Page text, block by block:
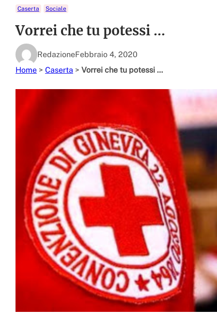
Caserta Sociale
Vorrei che tu potessi …
RedazioneFebbraio 4, 2020
Home > Caserta > Vorrei che tu potessi …